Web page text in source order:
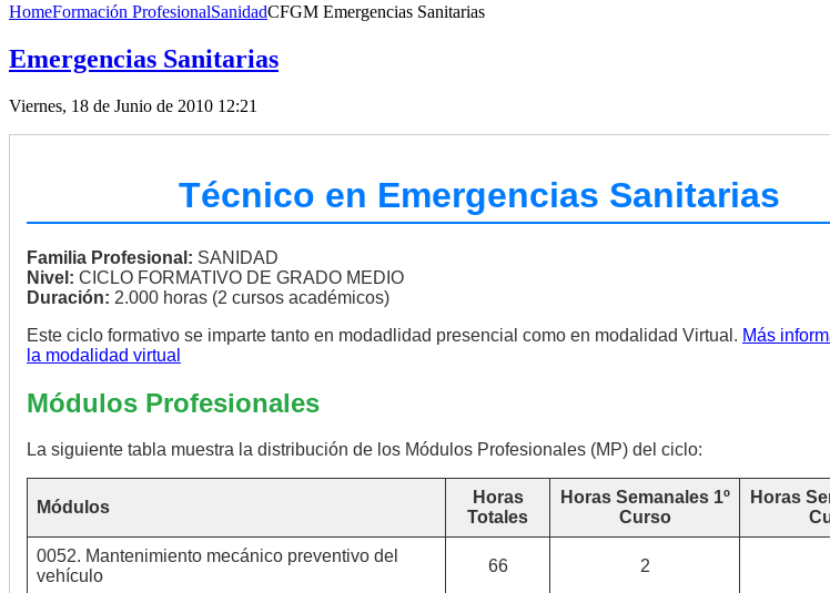
HomeFormación ProfesionalSanidadCFGM Emergencias Sanitarias
Emergencias Sanitarias
Viernes, 18 de Junio de 2010 12:21
Técnico en Emergencias Sanitarias
Familia Profesional: SANIDAD
Nivel: CICLO FORMATIVO DE GRADO MEDIO
Duración: 2.000 horas (2 cursos académicos)
Este ciclo formativo se imparte tanto en modadlidad presencial como en modalidad Virtual. Más
la modalidad virtual
Módulos Profesionales
La siguiente tabla muestra la distribución de los Módulos Profesionales (MP) del ciclo:
Módulos
Horas
Totales
Horas Semanales 1º
Curso
Horas
0052. Mantenimiento mecánico preventivo del
vehículo
66 2